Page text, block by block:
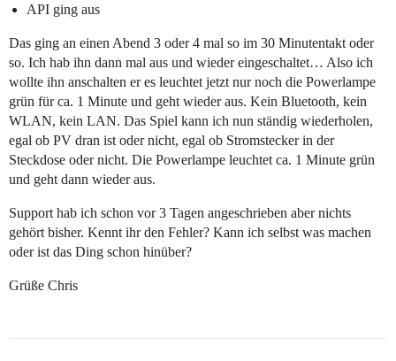
API ging aus
Das ging an einen Abend 3 oder 4 mal so im 30 Minutentakt oder
so. Ich hab ihn dann mal aus und wieder eingeschaltet… Also ich
wollte ihn anschalten er es leuchtet jetzt nur noch die Powerlampe
grün für ca. 1 Minute und geht wieder aus. Kein Bluetooth, kein
WLAN, kein LAN. Das Spiel kann ich nun ständig wiederholen,
egal ob PV dran ist oder nicht, egal ob Stromstecker in der
Steckdose oder nicht. Die Powerlampe leuchtet ca. 1 Minute grün
und geht dann wieder aus.
Support hab ich schon vor 3 Tagen angeschrieben aber nichts
gehört bisher. Kennt ihr den Fehler? Kann ich selbst was machen
oder ist das Ding schon hinüber?
Grüße Chris